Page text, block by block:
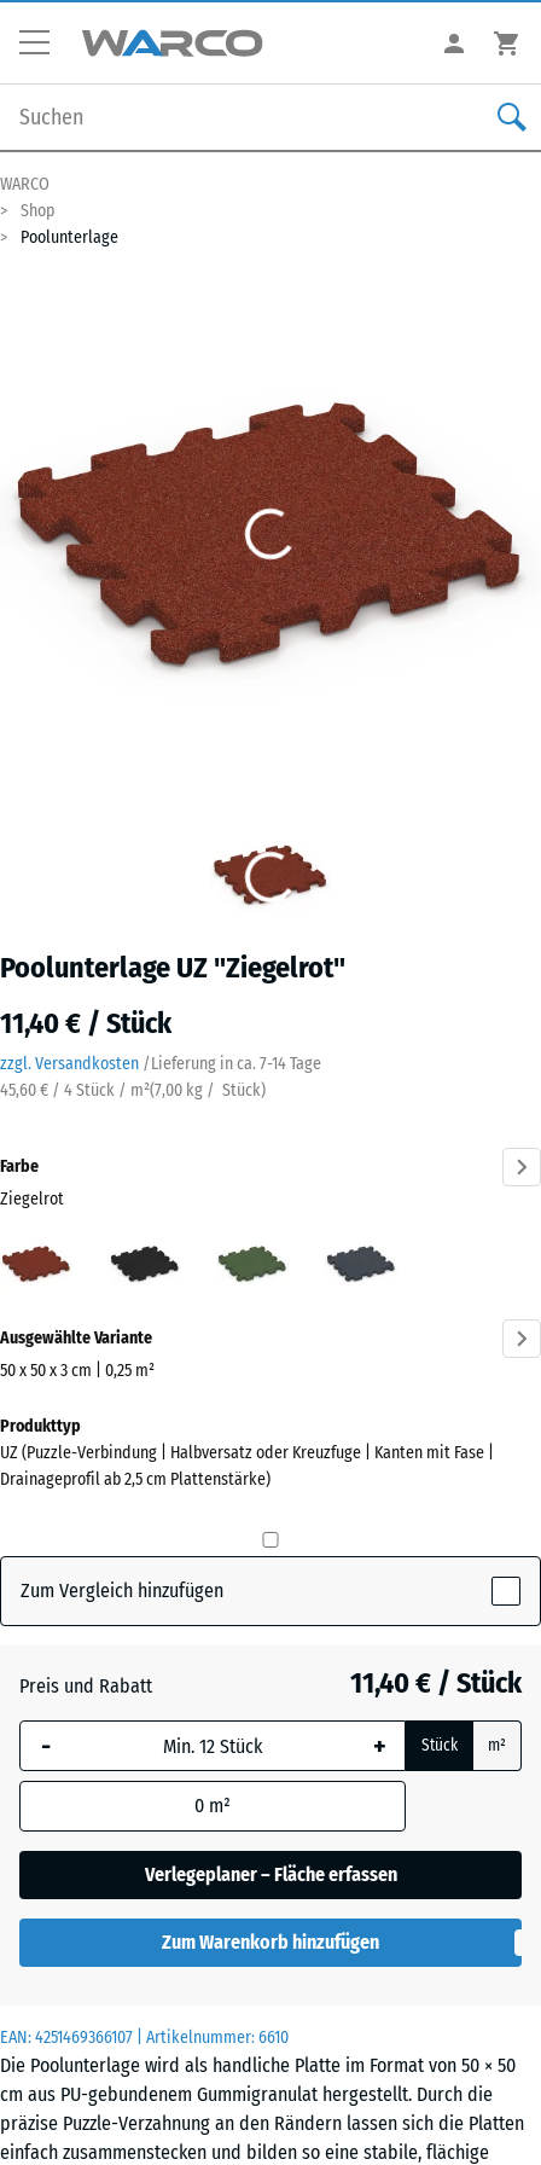
WARCO
Shop
Poolunterlage
Poolunterlage UZ "Ziegelrot"
11,40 € / Stück
zzgl. Versandkosten /Lieferung in ca. 7-14 Tage
45,60 € / 4 Stück / m²(7,00 kg / Stück)
EAN:4251469366107 | Artikelnummer:6610
Die Poolunterlage wird als handliche Platte im Format von 50 × 50
cm aus PU-gebundenem Gummigranulat hergestellt. Durch die
präzise Puzzle-Verzahnung an den Rändern lassen sich die Platten
einfach zusammenstecken und bilden so eine stabile, flächige
Farbe
Ziegelrot
(active)
Informationen
zu
Farben?
Farbpalette
Ziegelrot(active)
+ 0,50 €
Ausgewählte Variante
50 x 50 x 3 cm | 0,25 m²
Abmessungen
für
den
x
540
Die gewählte, blau
umrandete
Abmessung wird
Produktdaten nicht
anders angegeben)
für die
Bedarfsberechnung
x
50
x 3
cm
|
Produkttyp
UZ (Puzzle-Verbindung | Halbversatz oder Kreuzfuge | Kanten mit Fase |
Drainageprofil ab 2,5 cm Plattenstärke)
Zum Vergleich hinzufügen
Preis und Rabatt 11,40 € / Stück
- + Stück m²
0 m²
Verlegeplaner – Fläche erfassen
Zum Warenkorb hinzufügen